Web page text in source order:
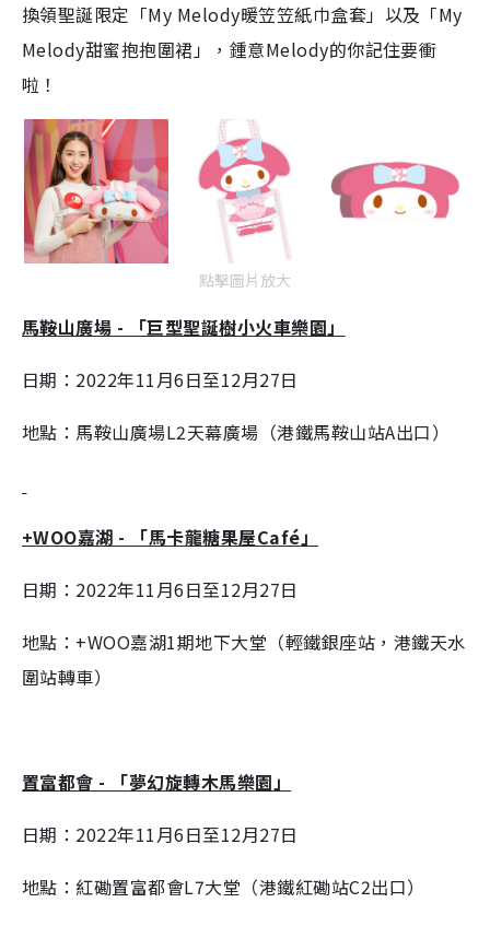
換領聖誕限定「My Melody暖笠笠紙巾盒套」以及「My
Melody甜蜜抱抱圍裙」，鍾意Melody的你記住要衝
啦！
點擊圖片放大
馬鞍山廣場 - 「巨型聖誕樹小火車樂園」
日期：2022年11月6日至12月27日
地點：馬鞍山廣場L2天幕廣場（港鐵馬鞍山站A出口）
+WOO嘉湖 - 「馬卡龍糖果屋Café」
日期：2022年11月6日至12月27日
地點：+WOO嘉湖1期地下大堂（輕鐵銀座站，港鐵天水
圍站轉車）
置富都會 - 「夢幻旋轉木馬樂園」
日期：2022年11月6日至12月27日
地點：紅磡置富都會L7大堂（港鐵紅磡站C2出口）